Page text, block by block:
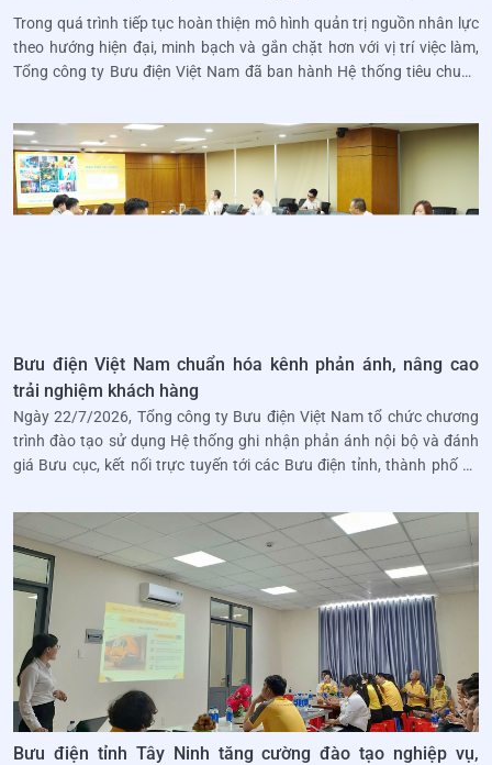
trọng
Trong quá trình tiếp tục hoàn thiện mô hình quản trị nguồn nhân lực
theo hướng hiện đại, minh bạch và gắn chặt hơn với vị trí việc làm,
Tổng công ty Bưu điện Việt Nam đã ban hành Hệ thống tiêu chuẩn
Bưu điện Việt Nam chuẩn hóa kênh phản ánh, nâng cao
trải nghiệm khách hàng
Ngày 22/7/2026, Tổng công ty Bưu điện Việt Nam tổ chức chương
trình đào tạo sử dụng Hệ thống ghi nhận phản ánh nội bộ và đánh
giá Bưu cục, kết nối trực tuyến tới các Bưu điện tỉnh, thành phố và
Bưu điện tỉnh Tây Ninh tăng cường đào tạo nghiệp vụ,